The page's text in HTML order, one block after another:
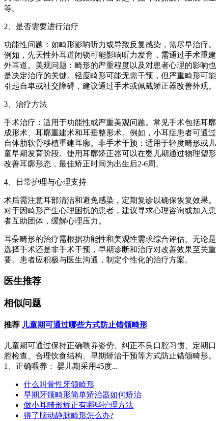
等。
2、是否需要进行治疗
功能性问题：如畸形影响听力或导致反复感染，需尽早治疗。
例如，先天性外耳道闭锁可能影响听力发育，需通过手术重建
外耳道。美观问题：畸形的严重程度以及对患者心理的影响也
是决定治疗的关键。轻度畸形可能无需干预，但严重畸形可能
引起自卑或社交障碍，建议通过手术或佩戴矫正器改善外观。
3、治疗方法
手术治疗：适用于功能性或严重美观问题。常见手术包括耳廓
成形术、耳廓重建术和耳垂整形术。例如，小耳症患者可通过
自体肋软骨移植重建耳廓。非手术干预：适用于轻度畸形或儿
童早期发育阶段。使用耳廓矫正器可以在婴儿期通过物理塑形
改善耳廓形态，最佳矫正时间为出生后2-6周。
4、日常护理与心理支持
术后需注意耳部清洁和避免感染，定期复诊以确保恢复效果。
对于因畸形产生心理困扰的患者，建议寻求心理咨询或加入患
者互助团体，缓解心理压力。
耳朵畸形的治疗需根据功能性和美观性需求综合评估。无论是
选择手术还是非手术干预，早期诊断和治疗对改善效果至关重
要。患者应积极与医生沟通，制定个性化的治疗方案。
医生推荐
相似问题
推荐 儿童期可通过哪些方式防止错颌畸形
儿童期可通过保持正确喂养姿势、纠正不良口腔习惯、定期口
腔检查、合理饮食结构、早期矫治干预等方式防止错颌畸形。
1、正确喂养： 婴儿期采用45度...
什么叫骨性牙颌畸形
早期牙颌畸形简单矫治器如何矫治
做小耳畸形矫正有哪些护理方法
得了脑动静脉畸形怎么办?